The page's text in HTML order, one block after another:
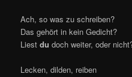
Ach, so was zu schreiben?
Das gehört in kein Gedicht?
Liestdu doch weiter, oder
Lecken, dilden, reiben